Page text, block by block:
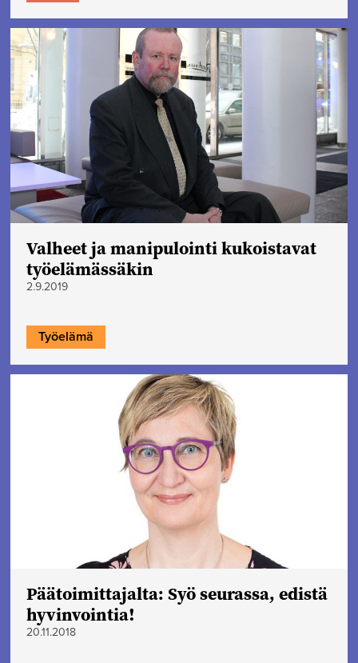
Valheet ja manipulointi kukoistavat
työelämässäkin
2.9.2019
Työelämä
Päätoimittajalta: Syö seurassa, edistä
hyvinvointia!
20.11.2018